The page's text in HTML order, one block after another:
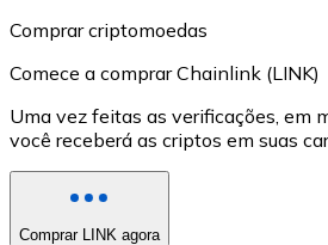
Comprar criptomoedas
Comece a comprar Chainlink (LINK)
Uma vez feitas as verificações, em
você receberá as criptos em suas
Comprar LINK agora